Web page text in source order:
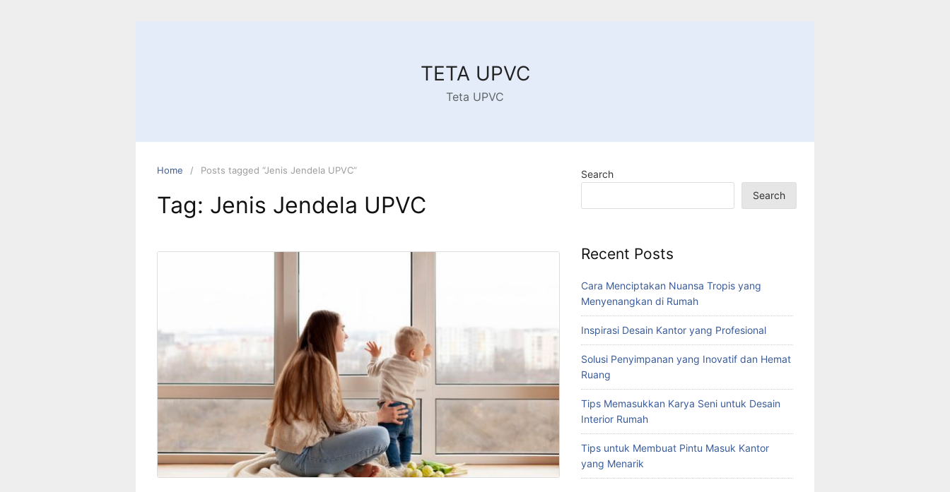
TETA UPVC
Teta UPVC
Home Posts tagged “Jenis Jendela UPVC”
Tag: Jenis Jendela UPVC
Search
Search
Recent Posts
Cara Menciptakan Nuansa Tropis yang
Menyenangkan di Rumah
Inspirasi Desain Kantor yang Profesional
Solusi Penyimpanan yang Inovatif dan Hemat
Ruang
Tips Memasukkan Karya Seni untuk Desain
Interior Rumah
Tips untuk Membuat Pintu Masuk Kantor
yang Menarik